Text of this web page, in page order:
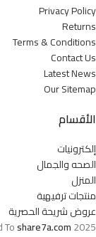
Privacy Policy
Returns
Terms & Conditions
Contact Us
Latest News
Our Sitemap
الأقسام
إلكترونيات
الصحه والجمال
المنزل
منتجات ترفيهية
عروض شريحة الحصرية
Toshare7a.com2025.